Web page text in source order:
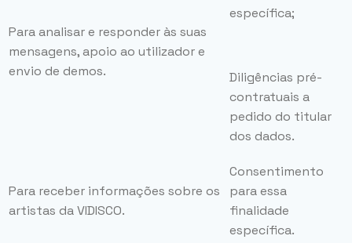
Para analisar e responder às suas
mensagens, apoio ao utilizador e
envio de demos.
específica;
Diligências pré-
contratuais a
pedido do titular
dos dados.
Para receber informações sobre os
artistas da VIDISCO.
Consentimento
para essa
finalidade
específica.